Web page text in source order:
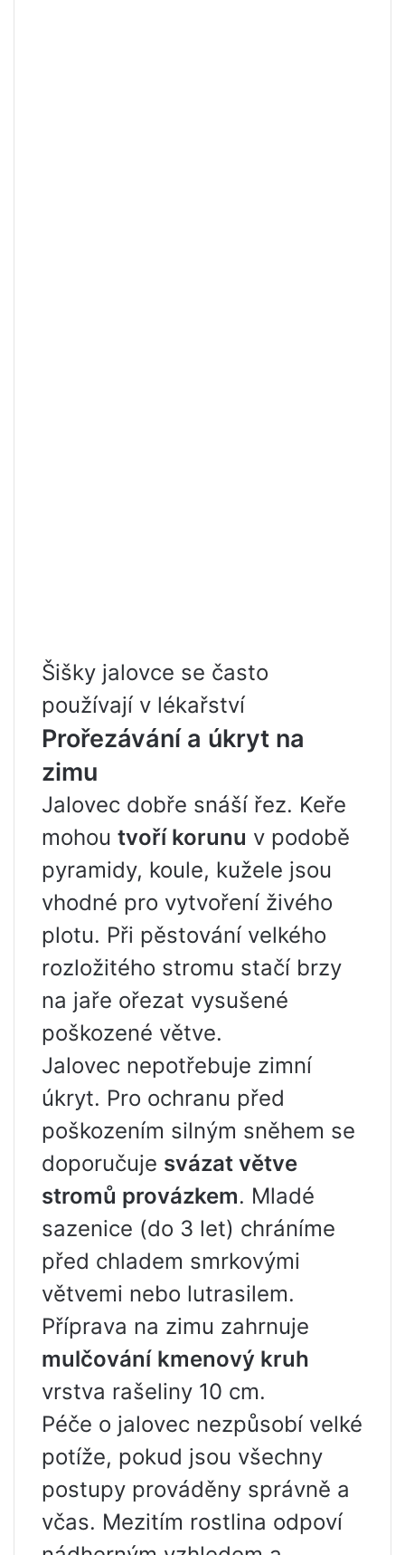
Šišky jalovce se často
používají v lékařství
Prořezávání a úkryt na
zimu
Jalovec dobře snáší řez. Keře
mohou tvoří korunu v podobě
pyramidy, koule, kužele jsou
vhodné pro vytvoření živého
plotu. Při pěstování velkého
rozložitého stromu stačí brzy
na jaře ořezat vysušené
poškozené větve.
Jalovec nepotřebuje zimní
úkryt. Pro ochranu před
poškozením silným sněhem se
doporučuje svázat větve
stromů provázkem. Mladé
sazenice (do 3 let) chráníme
před chladem smrkovými
větvemi nebo lutrasilem.
Příprava na zimu zahrnuje
mulčování kmenový kruh
vrstva rašeliny 10 cm.
Péče o jalovec nezpůsobí velké
potíže, pokud jsou všechny
postupy prováděny správně a
včas. Mezitím rostlina odpoví